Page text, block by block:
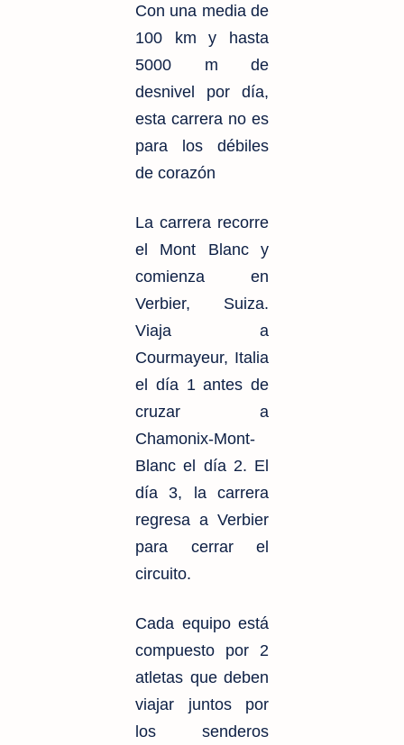
Con una media de
100 km y hasta
5000 m de
desnivel por día,
esta carrera no es
para los débiles
de corazón
La carrera recorre
el Mont Blanc y
comienza en
Verbier, Suiza.
Viaja a
Courmayeur, Italia
el día 1 antes de
cruzar a
Chamonix-Mont-
Blanc el día 2. El
día 3, la carrera
regresa a Verbier
para cerrar el
circuito.
Cada equipo está
compuesto por 2
atletas que deben
viajar juntos por
los senderos